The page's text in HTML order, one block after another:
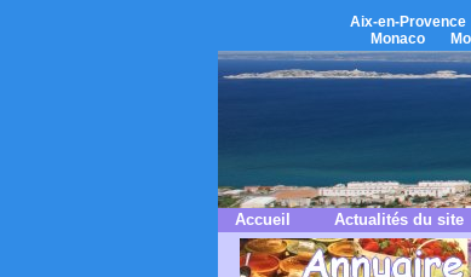
Aix-en-Provence
Monaco
Accueil Actualités du site